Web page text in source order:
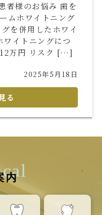
者様のお悩み 歯を
ムホワイトニング
を併用したホワイ
ワイトニングにつ
万円 リスク […]
2025年5月18日
る
内